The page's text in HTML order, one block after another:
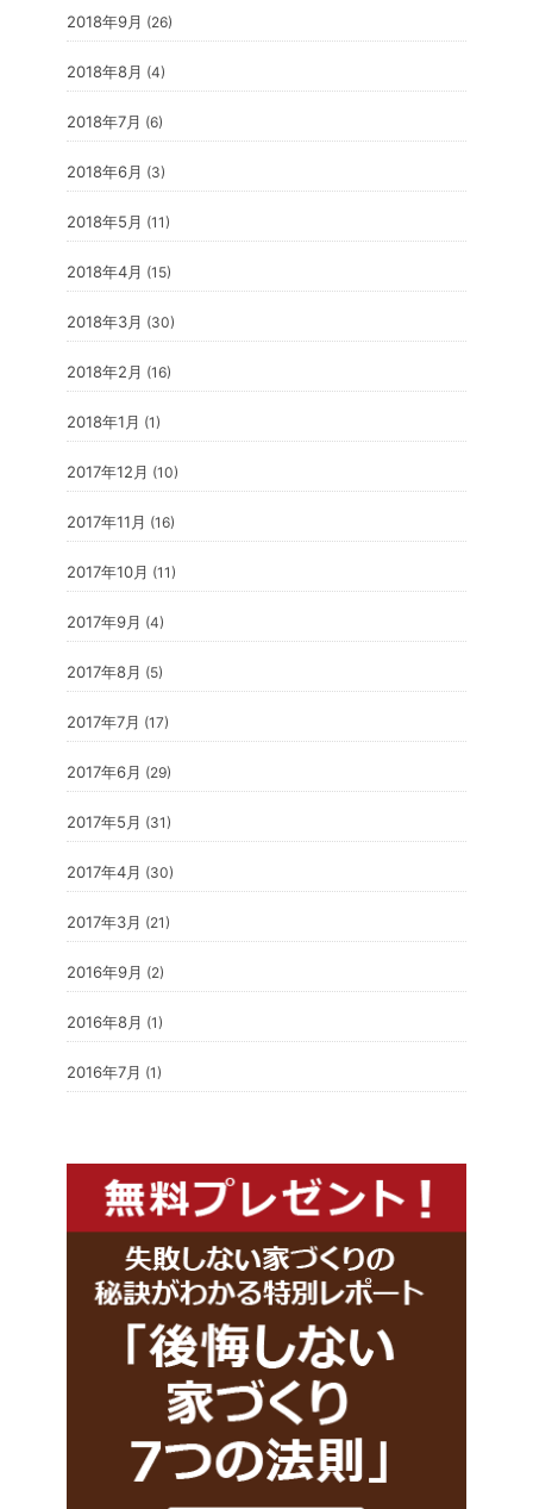
2018年9月 (26)
2018年8月 (4)
2018年7月 (6)
2018年6月 (3)
2018年5月 (11)
2018年4月 (15)
2018年3月 (30)
2018年2月 (16)
2018年1月 (1)
2017年12月 (10)
2017年11月 (16)
2017年10月 (11)
2017年9月 (4)
2017年8月 (5)
2017年7月 (17)
2017年6月 (29)
2017年5月 (31)
2017年4月 (30)
2017年3月 (21)
2016年9月 (2)
2016年8月 (1)
2016年7月 (1)